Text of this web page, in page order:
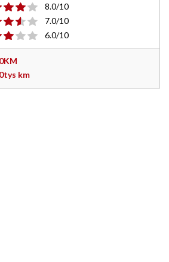
8.0/10
7.0/10
6.0/10
km